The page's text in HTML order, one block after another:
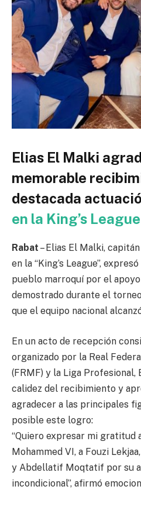
Elias El Malki
memorable
destacada
en la King’s League
Rabat – Elias El Malki,
en la “King’s League”,
pueblo marroquí por el
demostrado durante el
que el equipo nacional
En un acto de recepción
organizado por la Real
(FRMF) y la Liga Profesional,
calidez del recibimiento y
agradecer a las principales
posible este logro:
“Quiero expresar mi gratitud
Mohammed VI, a Fouzi
y Abdellatif Moqtatif por su
incondicional”, afirmó